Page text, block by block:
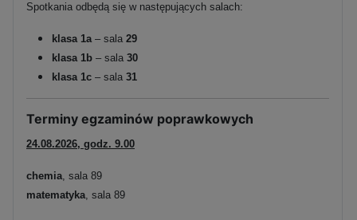
Spotkania odbędą się w następujących salach:
klasa 1a– sala 29
klasa 1b – sala 30
klasa 1c – sala 31
Terminy egzaminów poprawkowych
24.08.2026, godz. 9.00
chemia, sala 89
matematyka, sala 89